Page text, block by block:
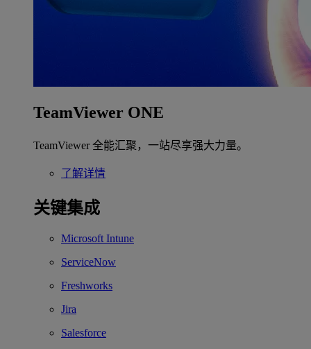
TeamViewer ONE
TeamViewer 全能汇聚，一站尽享强大力量。
了解详情
关键集成
Microsoft Intune
ServiceNow
Freshworks
Jira
Salesforce